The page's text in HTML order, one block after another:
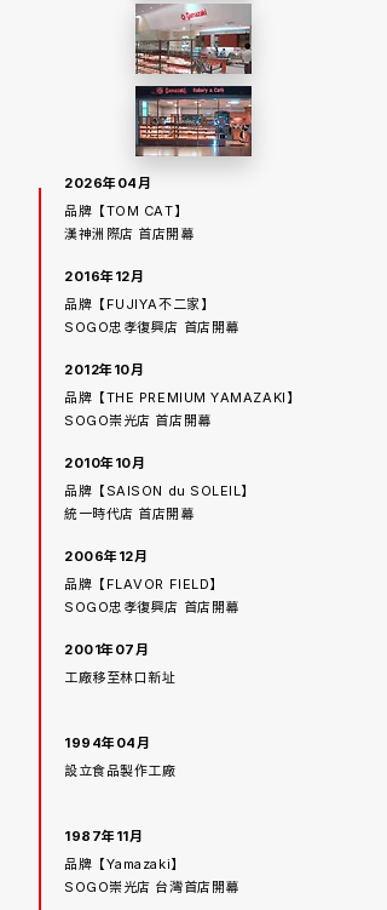
2026年04月
品牌【TOM CAT】
漢神洲際店 首店開幕
2016年12月
品牌【FUJIYA不二家】
SOGO忠孝復興店 首店開幕
2012年10月
品牌【THE PREMIUM YAMAZAKI】
SOGO崇光店 首店開幕
2010年10月
品牌【SAISON du SOLEIL】
統一時代店 首店開幕
2006年12月
品牌【FLAVOR FIELD】
SOGO忠孝復興店 首店開幕
2001年07月
工廠移至林口新址
1994年04月
設立食品製作工廠
1987年11月
品牌【Yamazaki】
SOGO崇光店 台灣首店開幕